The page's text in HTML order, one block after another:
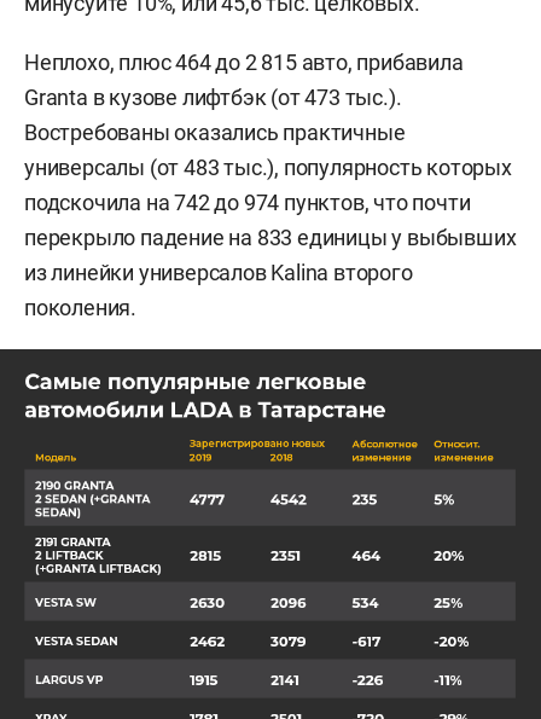
Неплохо, плюс 464 до 2 815 авто, прибавила
Granta в кузове лифтбэк (от 473 тыс.).
Востребованы оказались практичные
универсалы (от 483 тыс.), популярность которых
подскочила на 742 до 974 пунктов, что почти
перекрыло падение на 833 единицы у выбывших
из линейки универсалов Kalina второго
поколения.